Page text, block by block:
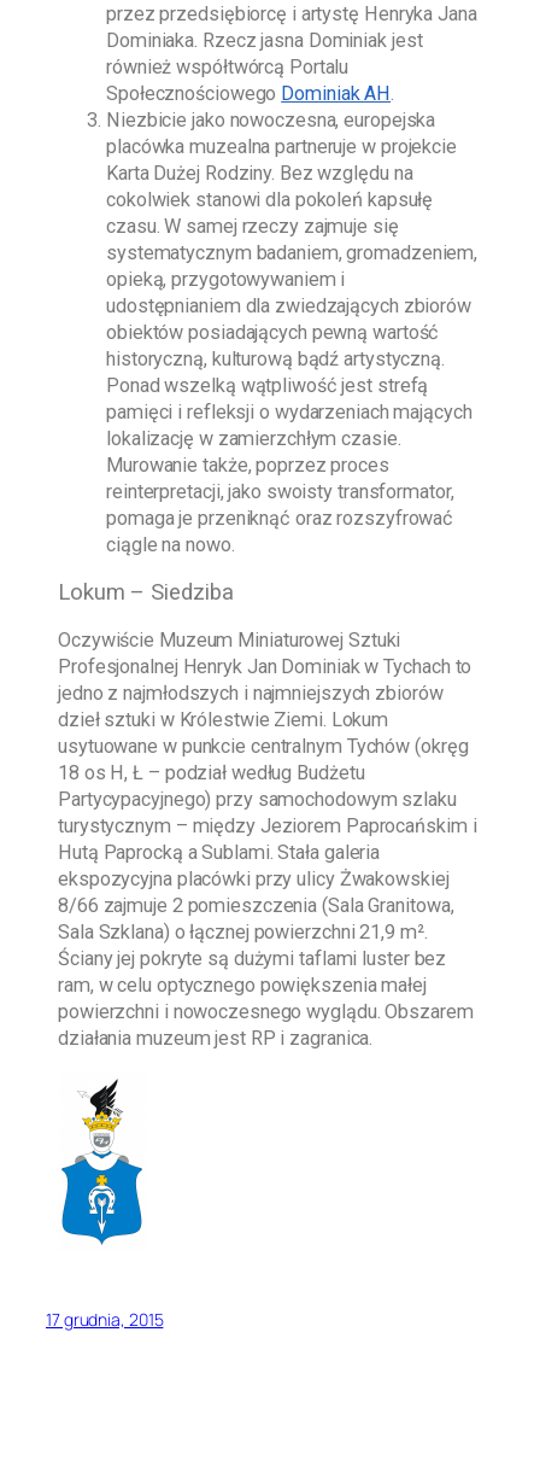
przez przedsiębiorcę i artystę Henryka Jana
Dominiaka. Rzecz jasna Dominiakjest
również współtwórcą Portalu
Społecznościowego Dominiak AH.
Niezbicie jako nowoczesna, europejska
placówka muzealna partneruje w projekcie
Karta Dużej Rodziny. Bez względu na
cokolwiek stanowi dla pokoleń kapsułę
czasu. W samej rzeczy zajmuje się
systematycznym badaniem, gromadzeniem,
opieką, przygotowywaniem i
udostępnianiem dla zwiedzających zbiorów
obiektów posiadających pewną wartość
historyczną, kulturową bądź artystyczną.
Ponad wszelką wątpliwość jest strefą
pamięci i refleksji o wydarzeniach mających
lokalizację w zamierzchłym czasie.
Murowanie także, poprzez proces
reinterpretacji, jako swoisty transformator,
pomaga je przeniknąć oraz rozszyfrować
ciągle na nowo.
Lokum – Siedziba
Oczywiście Muzeum Miniaturowej Sztuki
Profesjonalnej Henryk Jan Dominiak w Tychach to
jedno z najmłodszych i najmniejszych zbiorów
dzieł sztuki w Królestwie Ziemi. Lokum
usytuowane w punkcie centralnym Tychów (okręg
18 os H, Ł – podział według Budżetu
Partycypacyjnego) przy samochodowym szlaku
turystycznym – między Jeziorem Paprocańskim i
Hutą Paprocką a Sublami. Stała galeria
ekspozycyjna placówki przy ulicy Żwakowskiej
8/66 zajmuje 2 pomieszczenia (Sala Granitowa,
Sala Szklana) o łącznej powierzchni 21,9 m².
Ściany jej pokryte są dużymi taflami luster bez
ram, w celu optycznego powiększenia małej
powierzchni i nowoczesnego wyglądu. Obszarem
działania muzeum jest RP i zagranica.
17 grudnia, 2015